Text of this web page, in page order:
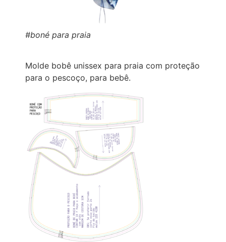
#boné para praia
Molde bobê unissex para praia com proteção
para o pescoço, para bebê.